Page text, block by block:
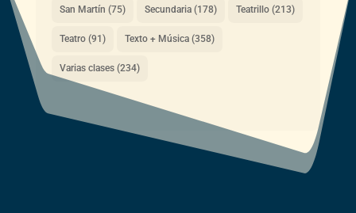
San Martín (75) Secundaria(178) Teatrillo(213)
Teatro(91) Texto + Música(358)
Varias clases(234)